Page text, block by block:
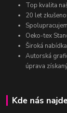
Top kvalita
20 let
Oeko-tex
Široká
Autorská
úprava
Kde nás